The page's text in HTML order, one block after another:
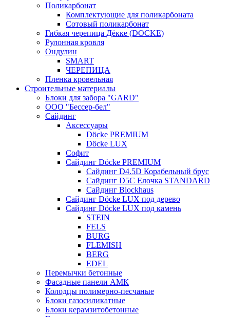
Поликарбонат
Комплектующие для поликарбоната
Сотовый поликарбонат
Гибкая черепица Дёкке (DOCKE)
Рулонная кровля
Ондулин
SMART
ЧЕРЕПИЦА
Пленка кровельная
Строительные материалы
Блоки для забора "GARD"
ООО "Бессер-бел"
Сайдинг
Аксессуары
Döcke PREMIUM
Döcke LUX
Софит
Сайдинг Döcke PREMIUM
Сайдинг D4.5D Корабельный брус
Сайдинг D5С Елочка STANDARD
Сайдинг Blockhaus
Сайдинг Döcke LUX под дерево
Сайдинг Döcke LUX под камень
STEIN
FELS
BURG
FLEMISH
BERG
EDEL
Перемычки бетонные
Фасадные панели АМК
Колодцы полимерно-песчаные
Блоки газосиликатные
Блоки керамзитобетонные